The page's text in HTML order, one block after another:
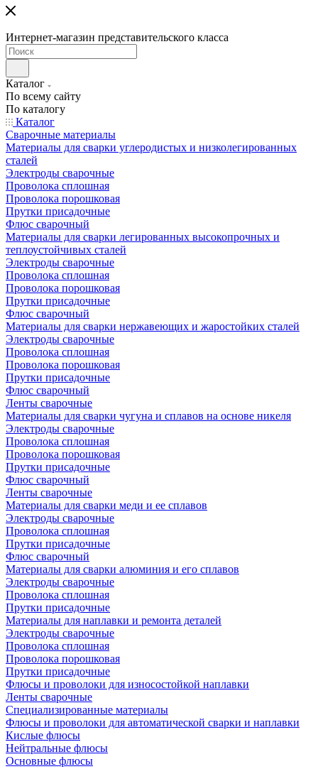
Интернет-магазин представительского класса
Каталог
По всему сайту
По каталогу
Каталог
Сварочные материалы
Материалы для сварки углеродистых и низколегированных
сталей
Электроды сварочные
Проволока сплошная
Проволока порошковая
Прутки присадочные
Флюс сварочный
Материалы для сварки легированных высокопрочных и
теплоустойчивых сталей
Электроды сварочные
Проволока сплошная
Проволока порошковая
Прутки присадочные
Флюс сварочный
Материалы для сварки нержавеющих и жаростойких сталей
Электроды сварочные
Проволока сплошная
Проволока порошковая
Прутки присадочные
Флюс сварочный
Ленты сварочные
Материалы для сварки чугуна и сплавов на основе никеля
Электроды сварочные
Проволока сплошная
Проволока порошковая
Прутки присадочные
Флюс сварочный
Ленты сварочные
Материалы для сварки меди и ее сплавов
Электроды сварочные
Проволока сплошная
Прутки присадочные
Флюс сварочный
Материалы для сварки алюминия и его сплавов
Электроды сварочные
Проволока сплошная
Прутки присадочные
Материалы для наплавки и ремонта деталей
Электроды сварочные
Проволока сплошная
Проволока порошковая
Прутки присадочные
Флюсы и проволоки для износостойкой наплавки
Ленты сварочные
Специализированные материалы
Флюсы и проволоки для автоматической сварки и наплавки
Кислые флюсы
Нейтральные флюсы
Основные флюсы